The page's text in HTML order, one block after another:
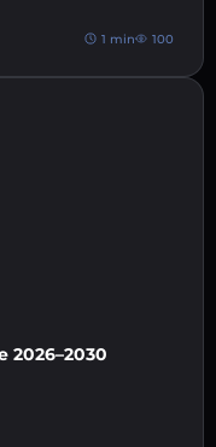
1 min 100
2026–2030